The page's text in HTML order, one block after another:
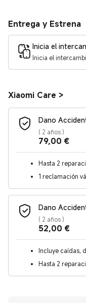
Entrega y Estrena
Inicia el
Inicia el
Xiaomi Care >
Dano
( 2 años)
79,00 €
Hasta 2
1 reclamación
Dano
( 2 años)
52,00 €
Incluye caídas,
Hasta 2